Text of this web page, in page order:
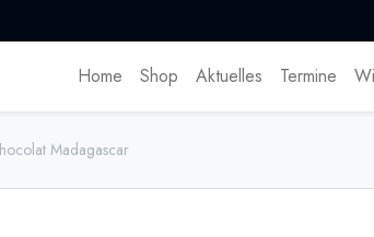
Home Shop Aktuelles Termine
Madagascar